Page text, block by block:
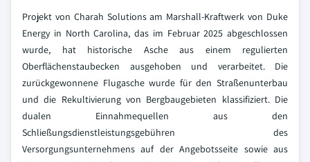
Projekt von Charah Solutions am Marshall-Kraftwerk von Duke
Energy in North Carolina, das im Februar 2025 abgeschlossen
wurde, hat historische Asche aus einem regulierten
Oberflächenstaubecken ausgehoben und verarbeitet. Die
zurückgewonnene Flugasche wurde für den Straßenunterbau
und die Rekultivierung von Bergbaugebieten klassifiziert. Die
dualen Einnahmequellen aus den
Schließungsdienstleistungsgebühren des
Versorgungsunternehmens auf der Angebotsseite sowie aus